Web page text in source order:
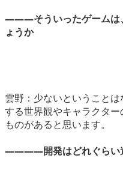
―――そういったゲームは
ょうか
雲野：少ないということ
する世界観やキャラクタ
ものがあると思います。
――――開発はどれぐらい